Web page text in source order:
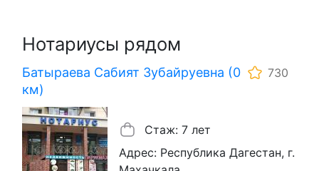
Нотариусы рядом
Батыраева Сабият Зубайруевна (0
км)
730
Стаж: 7 лет
Адрес: Республика Дагестан, г.